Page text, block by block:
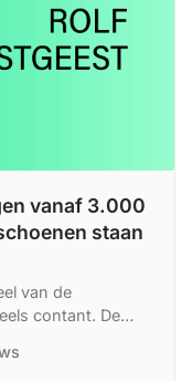
vanaf 3.000
staan
van de
contant. De
jaarlijks zo’n
gaven aan dat